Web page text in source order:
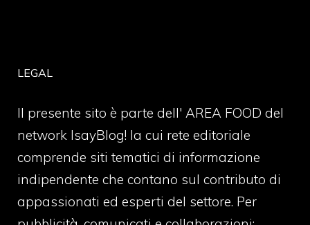
LEGAL
Il presente sito è parte dell' AREA FOOD del
network IsayBlog! la cui rete editoriale
comprende siti tematici di informazione
indipendente che contano sul contributo di
appassionati ed esperti del settore. Per